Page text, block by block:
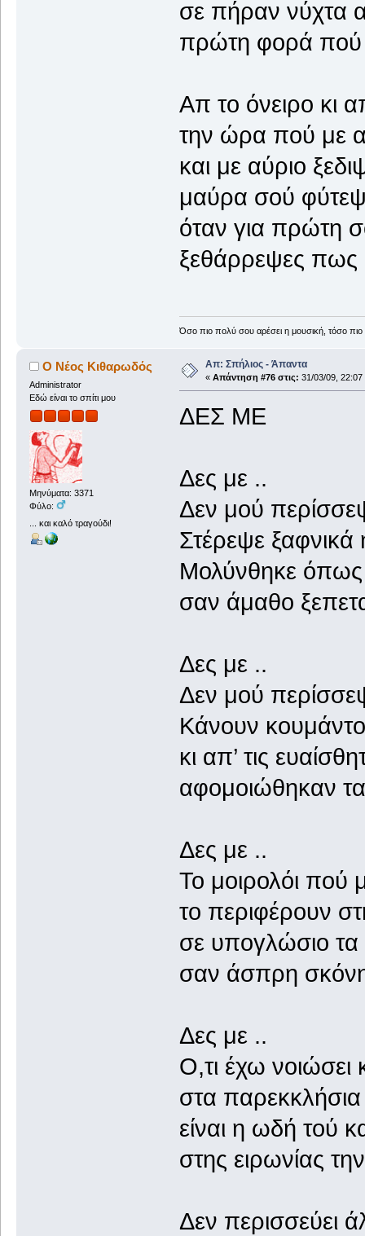
σε πήραν νύχτα
πρώτη φορά πού
Απ το όνειρο κι
την ώρα πού με
και με αύριο
μαύρα σού
όταν για πρώτη
ξεθάρρεψες πως
Όσο πιο πολύ σου αρέσει η μουσική, τόσο
Ο Νέος Κιθαρωδός
Administrator
Εδώ είναι το σπίτι μου
Μηνύματα: 3371
Φύλο:
... και καλό τραγούδι!
Απ: Σπήλιος - Άπαντα
« Απάντηση #76 στις: 31/03/09, 22:07
ΔΕΣ ΜΕ
Δες με ..
Δεν μού
Στέρεψε
Μολύνθηκε
σαν άμαθο
Δες με ..
Δεν μού
Κάνουν
κι απ’ τις
αφομοιώθηκαν
Δες με ..
Το μοιρολόι πού
το περιφέρουν
σε υπογλώσιο τα
σαν άσπρη
Δες με ..
Ο,τι έχω νοιώσει
στα
είναι η ωδή τού
στης ειρωνίας
Δεν περισσεύει